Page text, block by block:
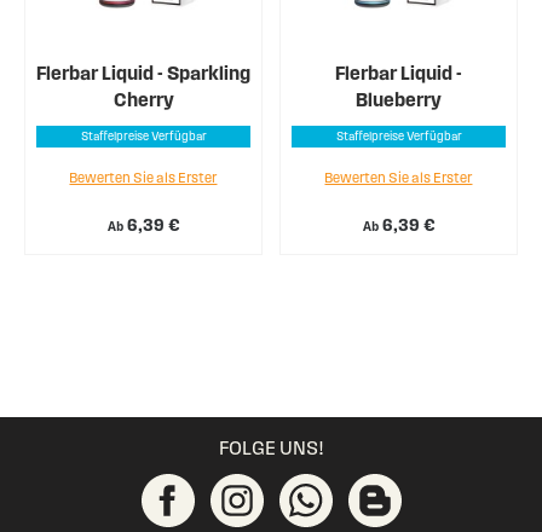
Flerbar Liquid - Sparkling
Cherry
Staffelpreise Verfügbar
Ab 6,39 €
Bewerten Sie als Erster
Flerbar Liquid -
Blueberry
Staffelpreise Verfügbar
Ab 6,39 €
Bewerten Sie als Erster
FOLGE UNS!